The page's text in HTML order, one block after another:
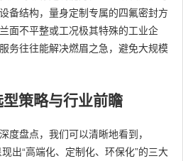
备结构，量身定制专属的四氟密封方
面不平整或工况极其特殊的工业企
务往往能解决燃眉之急，避免大规模
策略与行业前瞻
度盘点，我们可以清晰地看到，
出“高端化、定制化、环保化”的三大